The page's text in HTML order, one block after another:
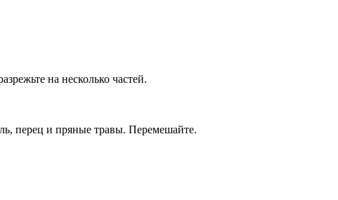
на несколько частей.
перец и пряные травы. Перемешайте.